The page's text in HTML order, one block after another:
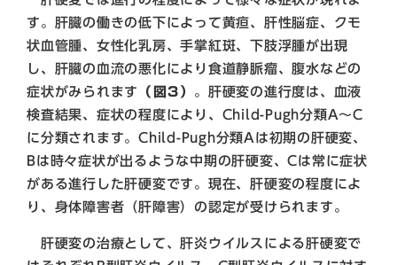
す。肝臓の働きの低下によって黄疸、肝性脳症、クモ
状血管腫、女性化乳房、手掌紅斑、下肢浮腫が出現
し、肝臓の血流の悪化により食道静脈瘤、腹水などの
症状がみられます
（図3） 。肝硬変の進行度は、血液
検査結果、症状の程度により、Child-Pugh分類A～C
に分類されます。Child-Pugh分類Aは初期の肝硬変、
Bは時々症状が出るような中期の肝硬変、Cは常に症状
がある進行した肝硬変です。現在、肝硬変の程度によ
り、身体障害者（肝障害）の認定が受けられます。
肝硬変の治療として、肝炎ウイルスによる肝硬変で